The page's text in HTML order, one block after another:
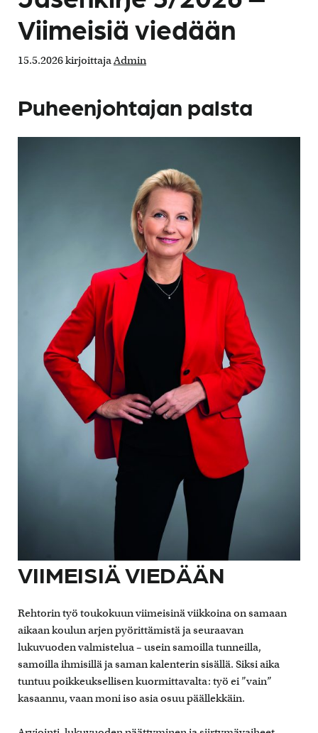
Viimeisiä viedään
15.5.2026kirjoittajaAdmin
Puheenjohtajan palsta
VIIMEISIÄ VIEDÄÄN
Rehtorin työ toukokuun viimeisinä viikkoina on samaan
aikaan koulun arjen pyörittämistä ja seuraavan
lukuvuoden valmistelua – usein samoilla tunneilla,
samoilla ihmisillä ja saman kalenterin sisällä. Siksi aika
tuntuu poikkeuksellisen kuormittavalta: työ ei ”vain”
kasaannu, vaan moni iso asia osuu päällekkäin.